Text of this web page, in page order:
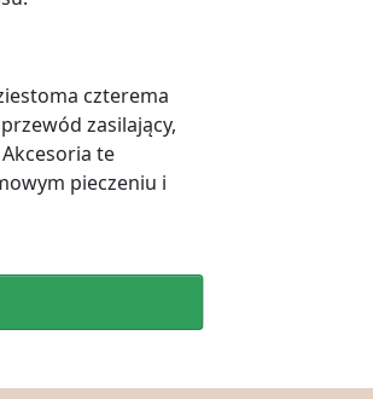
czterema
zasilający,
te
pieczeniu i